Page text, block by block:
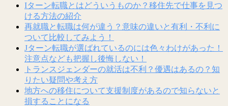
Iターン転職とはどういうものか？移住先で仕事を見つ
ける方法の紹介
再就職と転職は何が違う？意味の違いと有利・不利に
ついて比較してみよう！
Jターン転職が選ばれているのには色々わけがあった！
注意点なども把握し後悔しない！
トランスジェンダーの就活は不利？優遇はあるの？知
りたい疑問や考え方
地方への移住について支援制度があるので知らないと
損することになる